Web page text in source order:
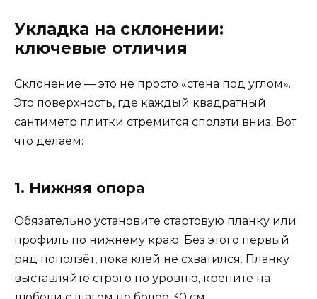
Укладка на склонении:
ключевые отличия
Склонение — это не просто «стена под углом».
Это поверхность, где каждый квадратный
сантиметр плитки стремится сползти вниз. Вот
что делаем:
1. Нижняя опора
Обязательно установите стартовую планку или
профиль по нижнему краю. Без этого первый
ряд поползёт, пока клей не схватился. Планку
выставляйте строго по уровню, крепите на